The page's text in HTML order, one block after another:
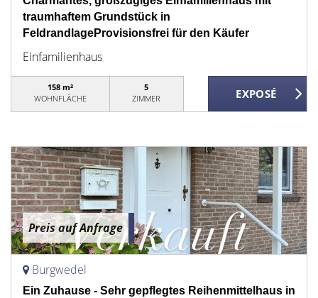
traumhaftem Grundstück in
FeldrandlageProvisionsfrei für den Käufer
Einfamilienhaus
158 m²
WOHNFLÄCHE
5
ZIMMER
Preis auf Anfrage
Burgwedel
Ein Zuhause - Sehr gepflegtes Reihenmittelhaus in